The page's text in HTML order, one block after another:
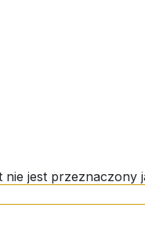
jest przeznaczony